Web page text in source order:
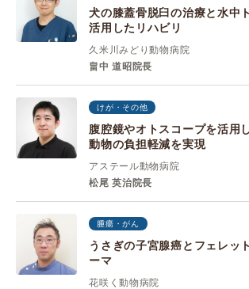
犬の膝蓋骨脱臼の治療と水中
活用したリハビリ
久米川みどり動物病院
畠中 道昭院長
けが・その他
腹腔鏡やオトスコープを活用
動物の負担軽減を実現
アステール動物病院
松尾 英治院長
腫瘍・がん
うさぎの子宮腺癌とフェレッ
ーマ
花咲く動物病院